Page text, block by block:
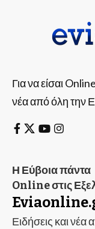
Για να είσαι
νέα από όλη την
Η Εύβοια πάντα
Online στις
Ειδήσεις και νέα